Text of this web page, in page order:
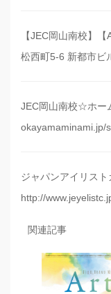
【JEC岡山南校】
松西町5-6 新都市ビ
JEC岡山南校☆ホー
okayamaminami.jp/
ジャパンアイリス
http://
関連記事